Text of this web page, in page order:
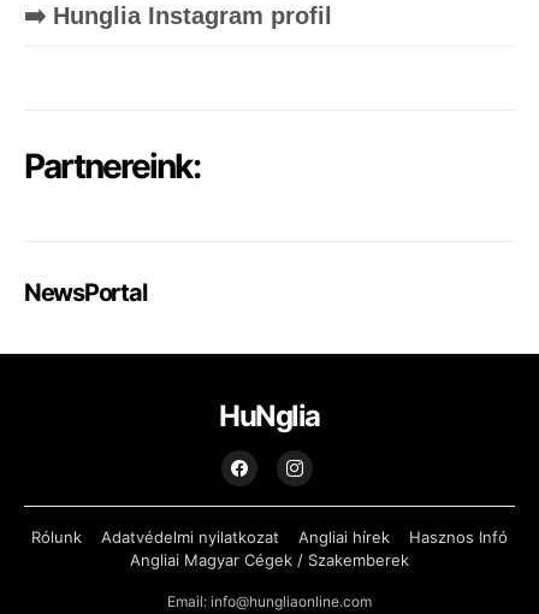
➡️ Hunglia Instagram profil
Partnereink:
NewsPortal
HuNglia
Rólunk Adatvédelmi nyilatkozat Angliai hírek
Hasznos Infó
Angliai Magyar Cégek / Szakemberek
Email: info@hungliaonline.com